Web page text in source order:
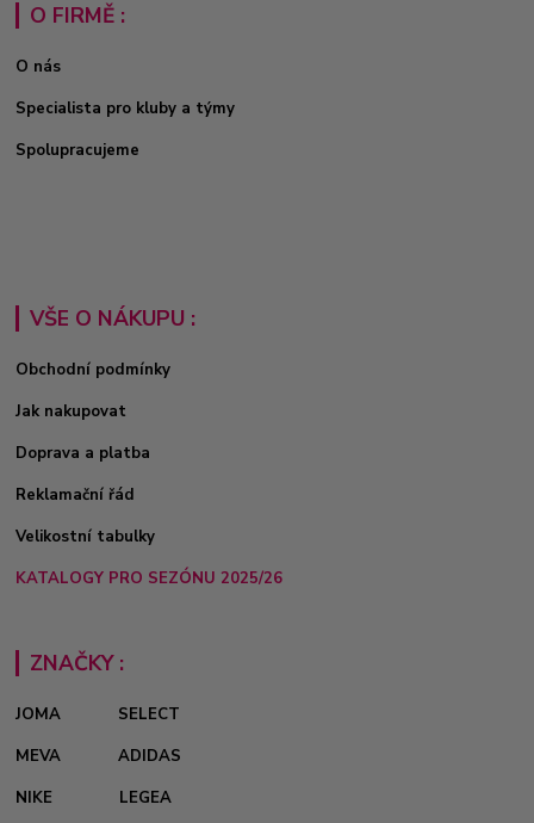
O FIRMĚ :
O nás
Specialista pro kluby a týmy
Spolupracujeme
VŠE O NÁKUPU :
Obchodní podmínky
Jak nakupovat
Doprava a platba
Reklamační řád
Velikostní tabulky
KATALOGY PRO SEZÓNU 2025/26
ZNAČKY :
JOMA
SELECT
MEVA
ADIDAS
NIKE
LEGEA